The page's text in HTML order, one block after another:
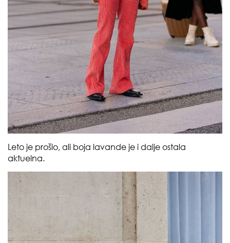
Leto je prošlo, ali boja lavande je i dalje ostala
aktuelna.